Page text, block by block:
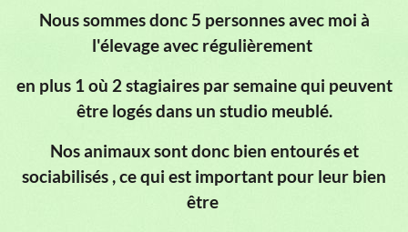
Nous sommes donc 5 personnes avec moi à
l'élevage avec régulièrement
en plus 1 où 2 stagiaires par semaine qui peuvent
être logés dans un studio meublé.
Nos animaux sont donc bien entourés et
sociabilisés , ce qui est important pour leur bien
être